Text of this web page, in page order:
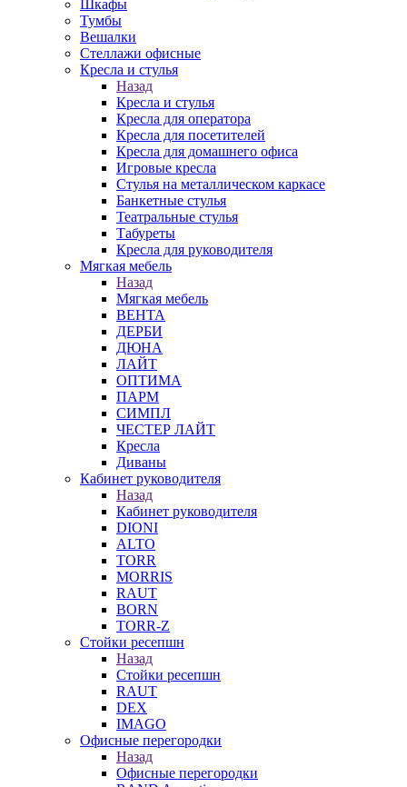
Шкафы
Тумбы
Вешалки
Стеллажи офисные
Кресла и стулья
Назад
Кресла и стулья
Кресла для оператора
Кресла для посетителей
Кресла для домашнего офиса
Игровые кресла
Стулья на металлическом каркасе
Банкетные стулья
Театральные стулья
Табуреты
Кресла для руководителя
Мягкая мебель
Назад
Мягкая мебель
ВЕНТА
ДЕРБИ
ДЮНА
ЛАЙТ
ОПТИМА
ПАРМ
СИМПЛ
ЧЕСТЕР ЛАЙТ
Кресла
Диваны
Кабинет руководителя
Назад
Кабинет руководителя
DIONI
ALTO
TORR
MORRIS
RAUT
BORN
TORR-Z
Стойки ресепшн
Назад
Стойки ресепшн
RAUT
DEX
IMAGO
Офисные перегородки
Назад
Офисные перегородки